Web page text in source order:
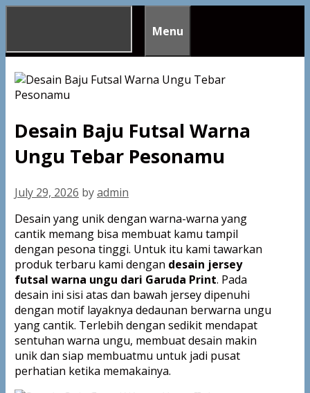
Menu
Desain Baju Futsal Warna
Ungu Tebar Pesonamu
July 29, 2026 byadmin
Desain yang unik dengan warna-warna yang
cantik memang bisa membuat kamu tampil
dengan pesona tinggi. Untuk itu kami tawarkan
produk terbaru kami dengan desain jersey
futsal warna ungu dari Garuda Print. Pada
desain ini sisi atas dan bawah jersey dipenuhi
dengan motif layaknya dedaunan berwarna ungu
yang cantik. Terlebih dengan sedikit mendapat
sentuhan warna ungu, membuat desain makin
unik dan siap membuatmu untuk jadi pusat
perhatian ketika memakainya.